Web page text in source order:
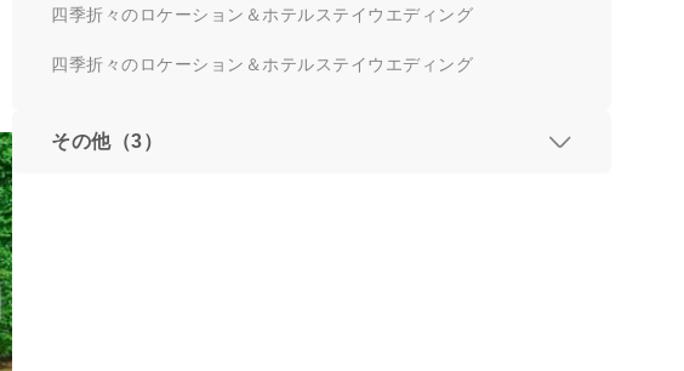
四季折々のロケーション＆ホテルステイウエディング
四季折々のロケーション＆ホテルステイウエディング
その他（3）